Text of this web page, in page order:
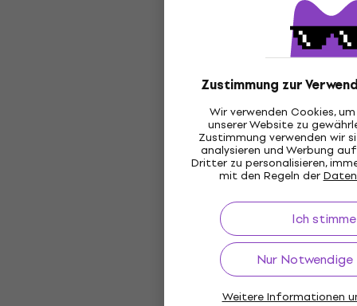
Zustimmung zur
Wir verwenden Cookies,
unserer Website zu
Zustimmung verwenden wir
analysieren und Werbung
Dritter zu personalisieren,
mit den Regeln der
Ich
Nur Notwendige
Weitere Informationen